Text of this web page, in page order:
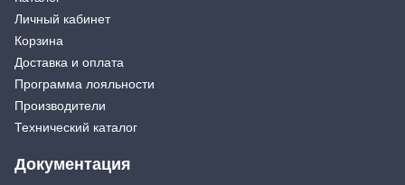
Личный кабинет
Корзина
Доставка и оплата
Программа лояльности
Производители
Технический каталог
Документация